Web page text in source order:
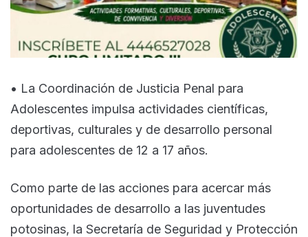
• La Coordinación de Justicia Penal para
Adolescentes impulsa actividades científicas,
deportivas, culturales y de desarrollo personal
para adolescentes de 12 a 17 años.
Como parte de las acciones para acercar más
oportunidades de desarrollo a las juventudes
potosinas, la Secretaría de Seguridad y Protección